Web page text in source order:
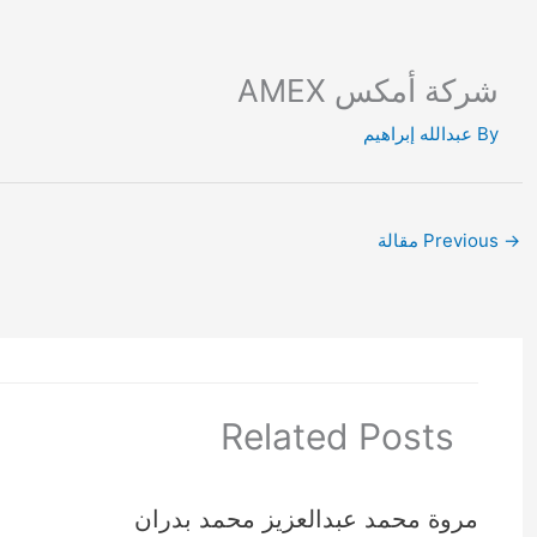
شركة أمكس AMEX
By عبدالله إبراهيم
→
Related Posts
مروة محمد عبدالعزيز محمد بدران